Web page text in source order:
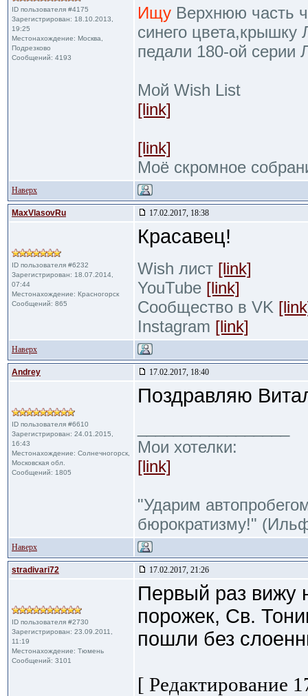
ID пользователя #4175
Зарегистрирован: 18.10.2013,
19:25
Местонахождение: Москва,
Подрезково
Сообщений: 4193
Ищу Верхнюю часть
синего
педали 180-ой серии
Мой Wish List
[link]
[link]
Моё скромное
Наверх
MaxVlasovRu 17.02.2017, 18:38
ID пользователя #6232
Зарегистрирован: 18.07.2014,
07:44
Местонахождение: Красногорск
Сообщений: 865
Красавец!
Wish лист [link]
YouTube [link]
Сообщество в VK
Instagram [link]
Наверх
Andrey 17.02.2017, 18:40
ID пользователя #6610
Зарегистрирован: 24.01.2015,
16:43
Местонахождение: Солнечногорск,
Московская обл.
Сообщений: 1805
Поздравляю
Мои хотелки:
[link]
"Ударим
бюрократизму!"
Наверх
stradivari72 17.02.2017, 21:26
ID пользователя #2730
Зарегистрирован: 23.09.2011,
11:19
Местонахождение: Тюмень
Сообщений: 3101
Первый раз вижу
порожек, Св.
пошли без
[ Редактирование